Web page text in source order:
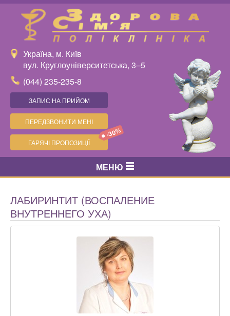
Україна, м. Київ
вул. Круглоуніверситетська, 3–5
(044) 235-235-8
ЗАПИС НА ПРИЙОМ
ПЕРЕДЗВОНИТИ МЕНІ
ГАРЯЧІ ПРОПОЗИЦІЇ
-30%
МЕНЮ
ЛАБИРИНТИТ (ВОСПАЛЕНИЕ
ВНУТРЕННЕГО УХА)